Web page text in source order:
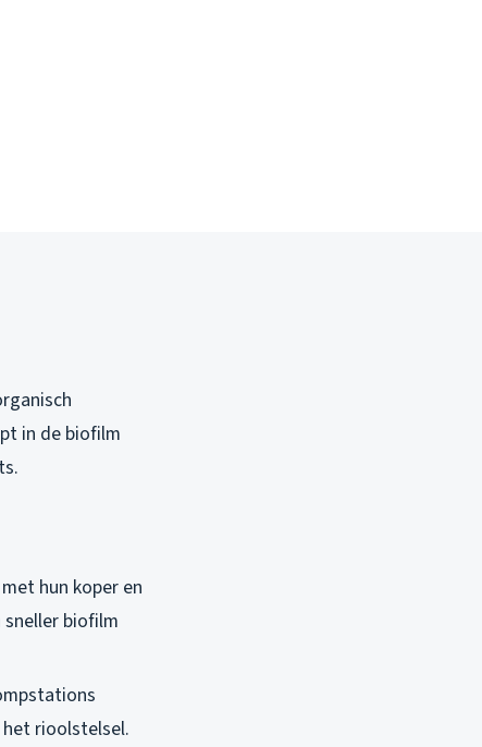
in de biofilm
hun koper en
biofilm
rioolstelsel.